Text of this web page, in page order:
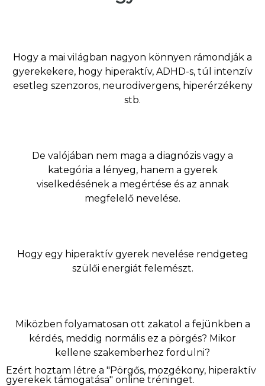
Hogy a mai világban nagyon könnyen rámondják a
gyerekekere, hogy hiperaktív, ADHD-s, túl intenzív
esetleg szenzoros, neurodivergens, hiperérzékeny
stb.
De valójában nem maga a diagnózis vagy a
kategória a lényeg, hanem a gyerek
viselkedésének a megértése és az annak
megfelelő nevelése.
Hogy egy hiperaktív gyerek nevelése rendgeteg
szülői energiát felemészt.
Miközben folyamatosan ott zakatol a fejünkben a
kérdés, meddig normális ez a pörgés? Mikor
kellene szakemberhez fordulni?
Ezért hoztam létre a "Pörgős, mozgékony, hiperaktív
gyerekek támogatása" online tréninget.